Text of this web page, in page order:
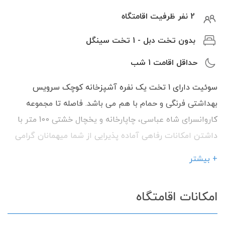
2 نفر ظرفیت اقامتگاه
بدون تخت دبل - 1 تخت سینگل
حداقل اقامت 1 شب
سوئیت دارای 1 تخت یک نفره آشپزخانه کوچک سرویس
بهداشتی فرنگی و حمام با هم می باشد. فاصله تا مجموعه
کاروانسرای شاه عباسی، چاپارخانه و یخچال خشتی 100 متر با
داشتن امکانات رفاهی آماده پذیرایی از شما میهمانان گرامی
+ بیشتر
امکانات اقامتگاه